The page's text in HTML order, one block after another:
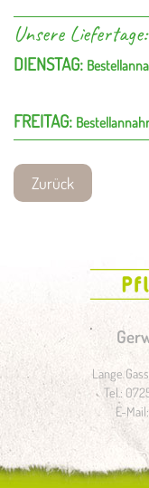
Unsere Liefertage:
DIENSTAG:
FREITAG:
Zurück
Lange
Tel.:
E-Mail: